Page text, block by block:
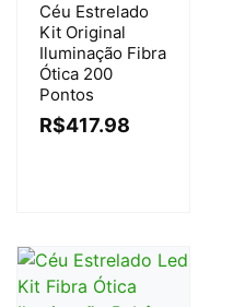
Céu Estrelado
Kit Original
Iluminação Fibra
Ótica 200
Pontos
R$417.98